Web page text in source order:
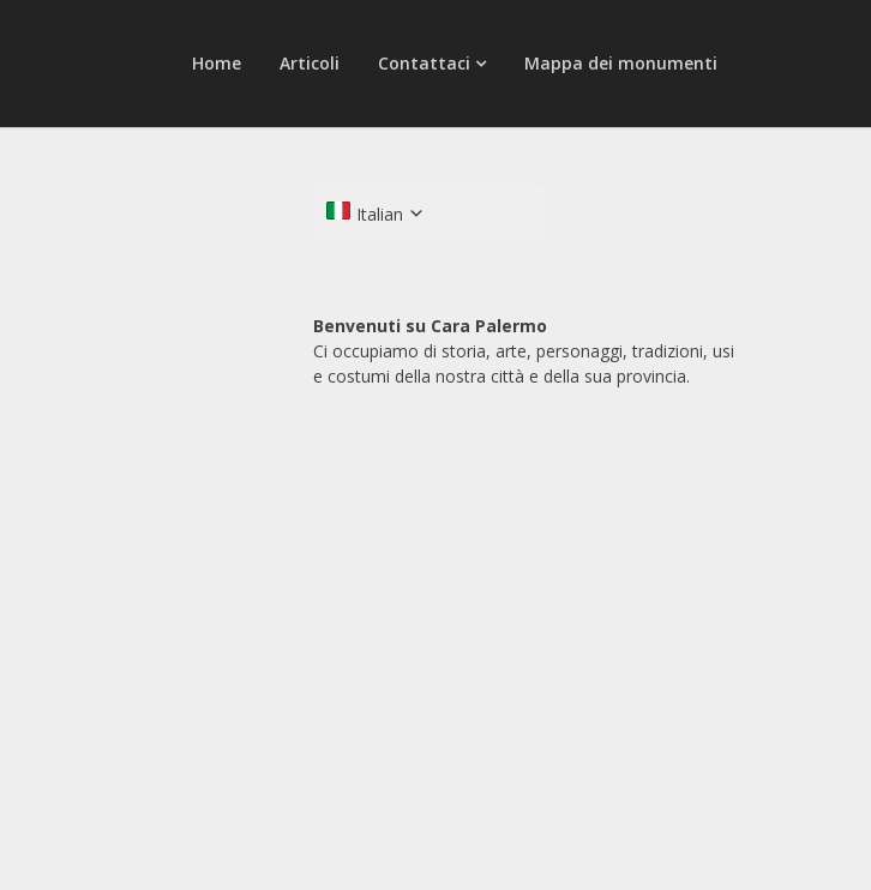
Home Articoli Contattaci Mappa dei monumenti
Italian
Benvenuti su Cara Palermo
Ci occupiamo di storia, arte, personaggi, tradizioni, usi
e costumi della nostra città e della sua provincia.